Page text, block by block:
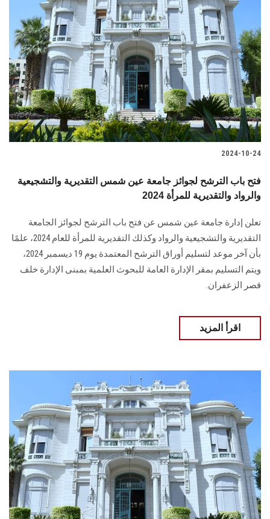
2024-10-24
فتح باب الترشح لجوائز جامعة عين شمس التقديرية والتشجيعية
والرواد والتقديرية للمرأة 2024
تعلن إدارة جامعة عين شمس عن فتح باب الترشح لجوائز الجامعة
التقديرية والتشجيعية والرواد وكذلك التقديرية للمرأة للعام 2024، علمًا
بأن آخر موعد لتسليم أوراق الترشح المعتمدة يوم 19 ديسمبر 2024،
ويتم التسليم بمقر الإدارة العامة للبحوث العلمية بمبنى الإدارة خلف
قصر الزعفران.
اقرأ المزيد